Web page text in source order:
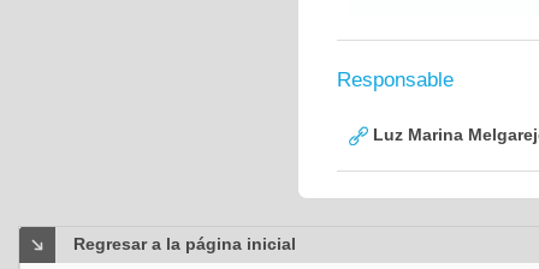
Responsable
Luz Marina
Regresar a la página inicial